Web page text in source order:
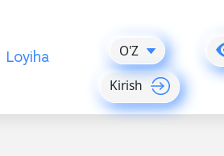
Loyiha
O'Z
Kirish